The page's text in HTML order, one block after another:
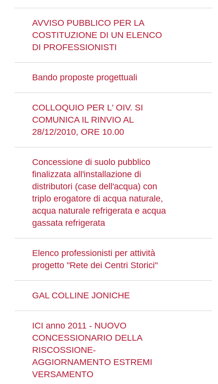
AVVISO PUBBLICO PER LA
COSTITUZIONE DI UN ELENCO
DI PROFESSIONISTI
Bando proposte progettuali
COLLOQUIO PER L' OIV. SI
COMUNICA IL RINVIO AL
28/12/2010, ORE 10.00
Concessione di suolo pubblico
finalizzata all'installazione di
distributori (case dell'acqua) con
triplo erogatore di acqua naturale,
acqua naturale refrigerata e acqua
gassata refrigerata
Elenco professionisti per attività
progetto "Rete dei Centri Storici"
GAL COLLINE JONICHE
ICI anno 2011 - NUOVO
CONCESSIONARIO DELLA
RISCOSSIONE-
AGGIORNAMENTO ESTREMI
VERSAMENTO